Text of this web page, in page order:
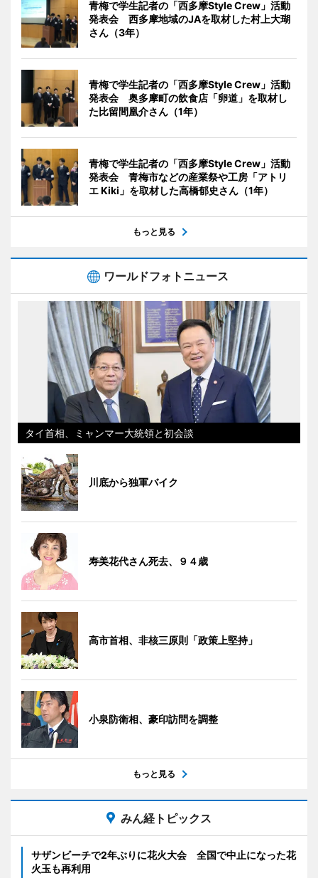
青梅で学生記者の「西多摩Style Crew」活動
発表会 西多摩地域のJAを取材した村上大瑚
さん（3年）
青梅で学生記者の「西多摩Style Crew」活動
発表会 奥多摩町の飲食店「卵道」を取材し
た比留間凰介さん（1年）
青梅で学生記者の「西多摩Style Crew」活動
発表会 青梅市などの産業祭や工房「アトリ
エ Kiki」を取材した高橋郁史さん（1年）
もっと見る
ワールドフォトニュース
タイ首相、ミャンマー大統領と初会談
川底から独軍バイク
寿美花代さん死去、９４歳
高市首相、非核三原則「政策上堅持」
小泉防衛相、豪印訪問を調整
もっと見る
みん経トピックス
サザンビーチで2年ぶりに花火大会 全国で中止になった花
火玉も再利用